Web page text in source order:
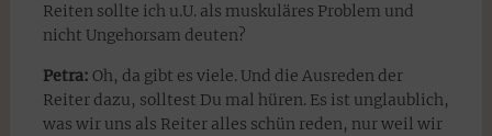
Reiten sollte ich u.U. als muskuläres Problem und
nicht Ungehorsam deuten?
Petra: Oh, da gibt es viele. Und die Ausreden der
Reiter dazu, solltest Du mal hüren. Es ist unglaublich,
was wir uns als Reiter alles schün reden, nur weil wir